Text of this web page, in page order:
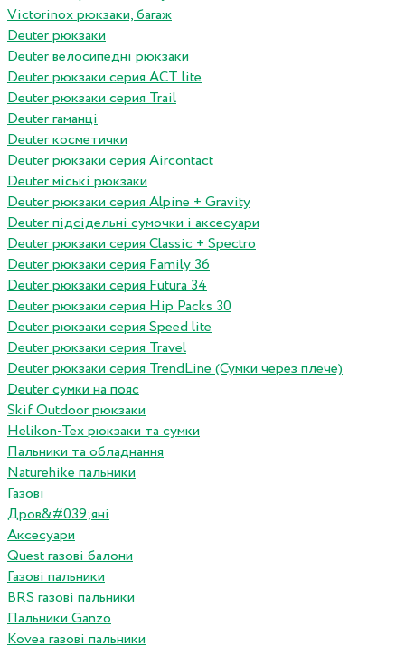
Victorinox рюкзаки, багаж
Deuter рюкзаки
Deuter велосипедні рюкзаки
Deuter рюкзаки серия ACT lite
Deuter рюкзаки серия Trail
Deuter гаманці
Deuter косметички
Deuter рюкзаки серия Aircontact
Deuter міські рюкзаки
Deuter рюкзаки серия Alpine + Gravity
Deuter підсідельні сумочки і аксесуари
Deuter рюкзаки серия Classic + Spectro
Deuter рюкзаки серия Family 36
Deuter рюкзаки серия Futura 34
Deuter рюкзаки серия Hip Packs 30
Deuter рюкзаки серия Speed lite
Deuter рюкзаки серия Travel
Deuter рюкзаки серия TrendLine (Сумки через плече)
Deuter сумки на пояс
Skif Outdoor рюкзаки
Helikon-Tex рюкзаки та сумки
Пальники та обладнання
Naturehike пальники
Газові
Дров&#039;яні
Аксесуари
Quest газові балони
Газові пальники
BRS газові пальники
Пальники Ganzo
Kovea газові пальники